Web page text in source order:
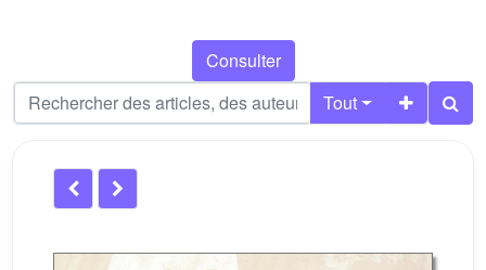
Consulter
Tout